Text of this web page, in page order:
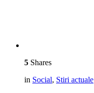
5 Shares
in Social, Stiri actuale